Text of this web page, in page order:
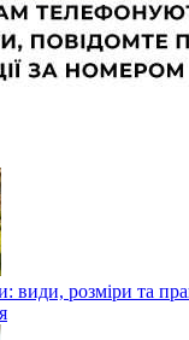
види, розміри та